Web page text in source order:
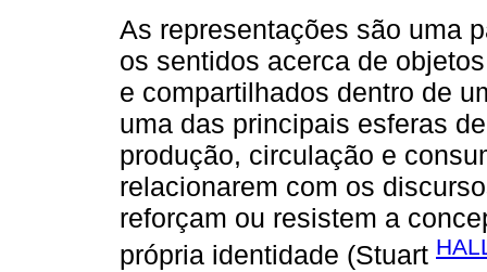
As representações são uma
os sentidos acerca de
e compartilhados dentro de
uma das principais esferas
produção, circulação e
relacionarem com os
reforçam ou resistem a
própria identidade (Stuart